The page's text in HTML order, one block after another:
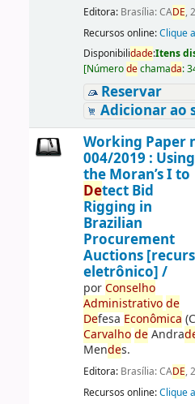
Editora: Brasília: CADE,
Recursos online:Clique
Disponibilidade:Itens
[Númerodechamada:
Reservar
Adicionar ao
Working Paper
004/2019 : Using
the Moran’s I to
Detect Bid
Rigging in
Brazilian
Procurement
Auctions
eletrônico] /
porConselho
Administrativo de
Defesa Econômica
Carvalho deAndra
Mendes.
Editora: Brasília: CADE,
Recursos online:Clique